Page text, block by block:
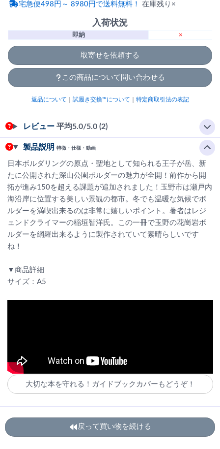
宅急便498円～ 8980円で送料無料！ 在庫残り×
入荷状況
即納 ×
取寄せを依頼する
この商品について問い合わせる
返品について 試履き交換™について 特定商取引法の表記
レビュー 平均5.0/5.0 (2)
製品説明 特徴・仕様・動画
日本ボルダリングの原点・聖地として知られる王子が岳、新
たに公開された深山公園ボルダーの魅力が全開！前作から開
拓が進み150を超える課題が追加されました！玉野市は瀬戸内
海沿岸に位置する美しい景観の都市。冬でも温暖な気候でボ
ルダーを満喫出来るのは非常に嬉しいポイント。著者はレジ
ェンドクライマーの稲垣智洋氏。この一冊で玉野の花崗岩ボ
ルダーを網羅出来るように製作されていて素晴らしいです
ね！
▼商品詳細
サイズ：A5
大切な本を守れる！ガイドブックカバーもどうぞ！
戻って買い物を続ける